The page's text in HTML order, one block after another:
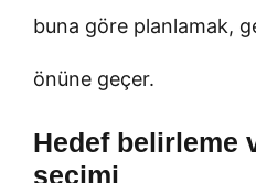
buna göre planlamak,
önüne geçer.
Hedef belirleme
seçimi